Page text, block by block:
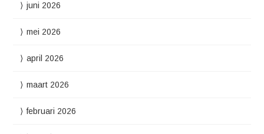
juni 2026
mei 2026
april 2026
maart 2026
februari 2026